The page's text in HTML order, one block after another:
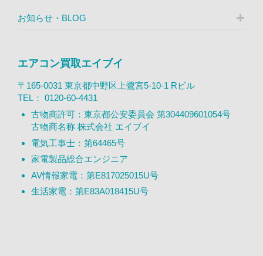
お知らせ・BLOG
エアコン買取エイブイ
〒165-0031 東京都中野区上鷺宮5-10-1 Rビル
TEL： 0120-60-4431
古物商許可：東京都公安委員会 第304409601054号
古物商名称 株式会社 エイブイ
電気工事士：第64465号
家電製品総合エンジニア
AV情報家電：第E817025015U号
生活家電：第E83A018415U号